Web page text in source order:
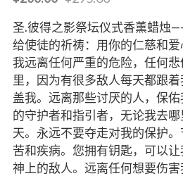
圣.彼得之影祭坛仪式香薰蜡烛
给使徒的祈祷：用你的仁慈和
我远离任何严重的危险，任何
里，因为有很多敌人每天都跟
盖我。远离那些讨厌的人，保
的守护者和指引者，无论我去
天。永远不要夺走对我的保护
苦和疾病。您拥有钥匙，可以
神上的敌人。远离任何想要伤害